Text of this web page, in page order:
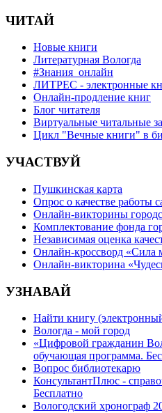
ЧИТАЙ
Новые книги
Литературная Вологда
#Знания_онлайн
ЛИТРЕС - электронные
Онлайн-продление книг
Блог читателя
Виртуальные читальные
Цикл "Вечные книги" в
УЧАСТВУЙ
Пушкинская карта
Опрос о качестве работы
Онлайн-викторины
Комплектование фонда
Независимая оценка
Онлайн-кроссворд «Сила
Онлайн-викторина
УЗНАВАЙ
Найти книгу
Вологда - мой город
«Цифровой гражданин
обучающая программа.
Вопрос библиотекарю
КонсультантПлюс -
Бесплатно
Вологодский хронограф